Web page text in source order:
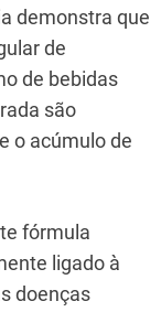
demonstra que
de
de bebidas
são
o acúmulo de
fórmula
ligado à
doenças